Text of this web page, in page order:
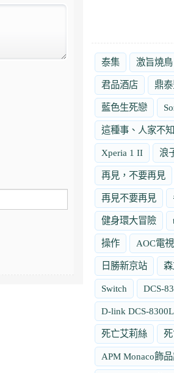
泰集 激旨燒鳥
君品酒店 鼎
藍色生死戀
這種事、人家不
Xperia 1 II 浪
再見，不要再見
再見不要再見
健身環大冒險
操作 AOC電視
日勝新京站
Switch DCS-
D-link DCS-8300L
死亡艾莉絲
APM Monaco飾